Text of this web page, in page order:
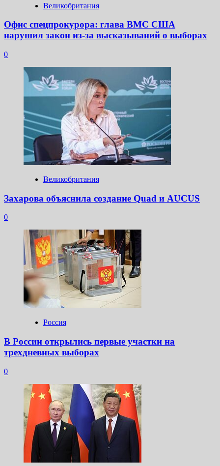
Великобритания
Офис спецпрокурора: глава ВМС США
нарушил закон из-за высказываний о выборах
0
Великобритания
Захарова объяснила создание Quad и AUCUS
0
Россия
В России открылись первые участки на
трехдневных выборах
0